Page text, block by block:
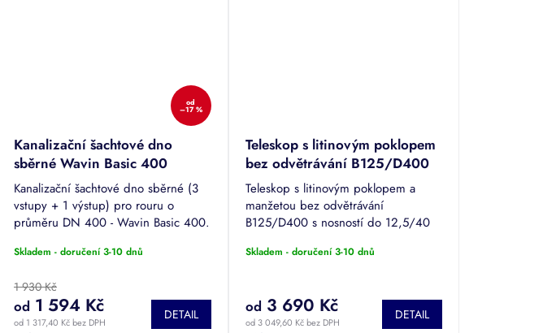
od
–17 %
Kanalizační šachtové dno
sběrné Wavin Basic 400
Kanalizační šachtové dno sběrné (3
vstupy + 1 výstup) pro rouru o
průměru DN 400 - Wavin Basic 400.
150/160, 200.
Skladem - doručení 3-10 dnů
1 930 Kč
od 1 317,40 Kč bez DPH
od 1 594 Kč DETAIL
Teleskop s litinovým poklopem
bez odvětrávání B125/D400
ECONOMY 315
Teleskop s litinovým poklopem a
manžetou bez odvětrávání
B125/D400 s nosností do 12,5/40
Skladem - doručení 3-10 dnů
od 3 049,60 Kč bez DPH
od 3 690 Kč DETAIL